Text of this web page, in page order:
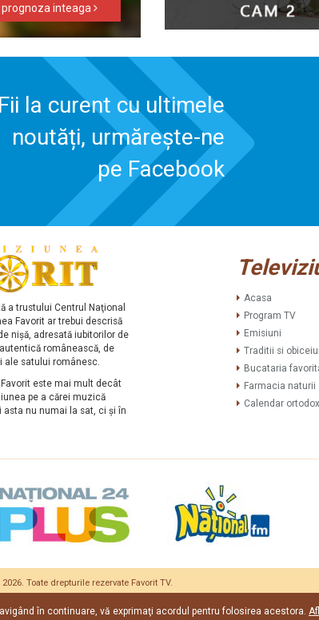
prognoza inteaga
Fii la curent cu ultimele
noutăți, urmărește-ne
pe Facebook
a trustului Centrul Naţional
Favorit ar trebui descrisă
nişă, adresată iubitorilor de
românească, de
ale satului românesc.
este mai mult decât
pe a cărei muzică
asta nu numai la sat, ci şi în
Acasa
Program TV
Emisiuni
Traditii si
Bucataria
Farmacia naturii
Calendar ortodox
Toate drepturile rezervate Favorit TV.
|ANPC în continuare, vă exprimaţi acordul pentru folosirea acestora.